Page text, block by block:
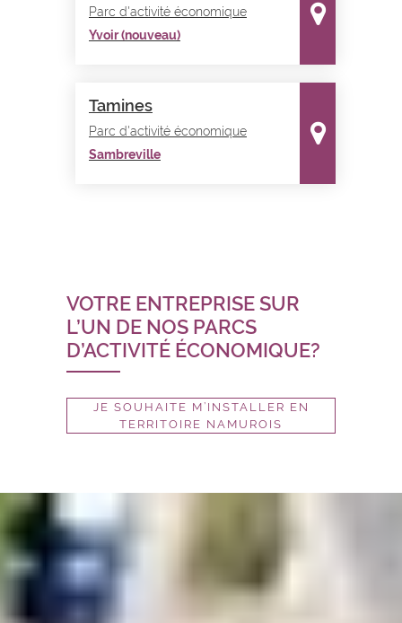
Parc d'activité économique
Yvoir (nouveau)
Tamines
Parc d'activité économique
Sambreville
VOTRE ENTREPRISE SUR
L’UN DE NOS PARCS
D’ACTIVITÉ ÉCONOMIQUE?
JE SOUHAITE M’INSTALLER EN
TERRITOIRE NAMUROIS